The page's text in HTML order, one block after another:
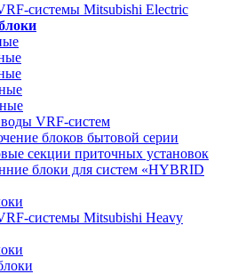
системы Mitsubishi Electric
VRF-систем
блоков бытовой серии
секции приточных установок
блоки для систем «HYBRID
системы Mitsubishi Heavy